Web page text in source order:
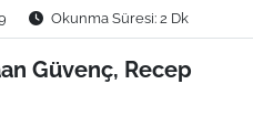
Okunma Süresi: 2 Dk
Güvenç, Recep